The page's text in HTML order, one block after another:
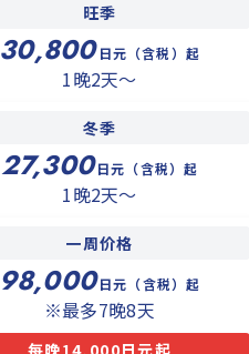
旺季
30,800 日元（含税）起
1晚2天〜
冬季
27,300 日元（含税）起
1晚2天〜
一周价格
98,000 日元（含税）起
※最多7晚8天